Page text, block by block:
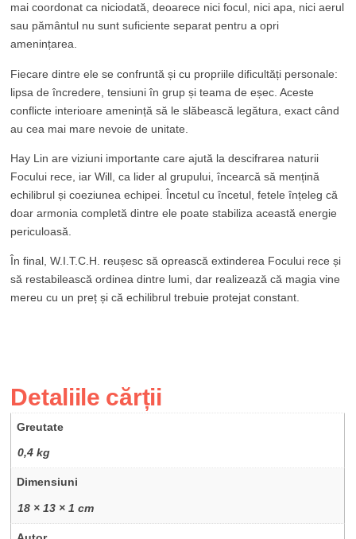
mai coordonat ca niciodată, deoarece nici focul, nici apa, nici aerul
sau pământul nu sunt suficiente separat pentru a opri
amenințarea.
Fiecare dintre ele se confruntă și cu propriile dificultăți personale:
lipsa de încredere, tensiuni în grup și teama de eșec. Aceste
conflicte interioare amenință să le slăbească legătura, exact când
au cea mai mare nevoie de unitate.
Hay Lin are viziuni importante care ajută la descifrarea naturii
Focului rece, iar Will, ca lider al grupului, încearcă să mențină
echilibrul și coeziunea echipei. Încetul cu încetul, fetele înțeleg că
doar armonia completă dintre ele poate stabiliza această energie
periculoasă.
În final, W.I.T.C.H. reușesc să oprească extinderea Focului rece și
să restabilească ordinea dintre lumi, dar realizează că magia vine
mereu cu un preț și că echilibrul trebuie protejat constant.
Detaliile cărții
Greutate
0,4 kg
Dimensiuni
18 × 13 × 1 cm